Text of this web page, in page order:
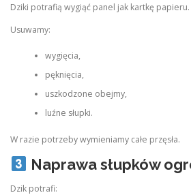
Dziki potrafią wygiąć panel jak kartkę papieru.
Usuwamy:
wygięcia,
pęknięcia,
uszkodzone obejmy,
luźne słupki.
W razie potrzeby wymieniamy całe przęsła.
Naprawa słupków
Dzik potrafi: